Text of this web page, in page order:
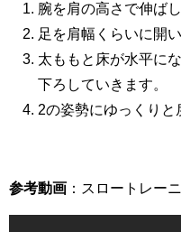
腕を肩の高さで伸ばし
足を肩幅くらいに開
太ももと床が水平に
下ろしていきます。
2の姿勢にゆっくりと
参考動画 ：スロートレー